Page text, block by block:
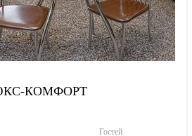
КОМФОРТ
Гостей